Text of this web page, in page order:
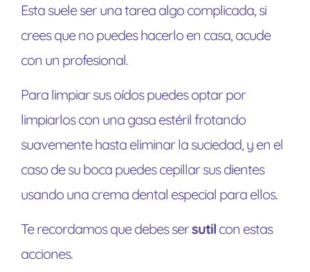
Esta suele ser una tarea algo complicada, si
crees que no puedes hacerlo en casa, acude
con un profesional.
Para limpiar sus oídos puedes optar por
limpiarlos con una gasa estéril frotando
suavemente hasta eliminar la suciedad, y en el
caso de su boca puedes cepillar sus dientes
usando una crema dental especial para ellos.
Te recordamos que debes sersutil con estas
acciones.